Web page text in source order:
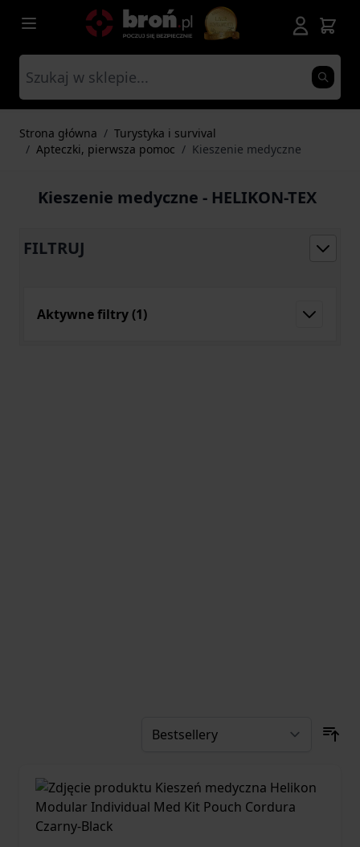
Przejdź do treści
Strona główna / Turystyka i survival
/ Apteczki, pierwsza pomoc / Kieszenie medyczne
Kieszenie medyczne - HELIKON-TEX
FILTRUJ
Aktywne filtry (1)